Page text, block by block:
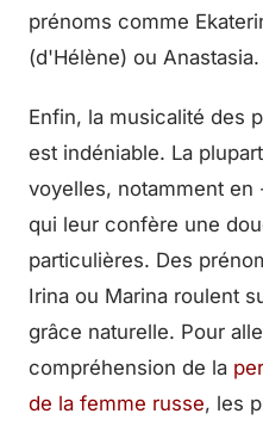
prénoms comme
(d'Hélène) ou Anastasia.
Enfin, la musicalité des
est indéniable. La
voyelles, notamment
qui leur confère une
particulières. Des
Irina ou Marina roulent
grâce naturelle. Pour
compréhension de la
de la femme russe, les